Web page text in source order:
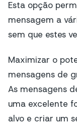
Esta opção
mensagem a
sem que estes
Maximizar o
mensagens de
As mensagens
uma excelente
alvo e criar um